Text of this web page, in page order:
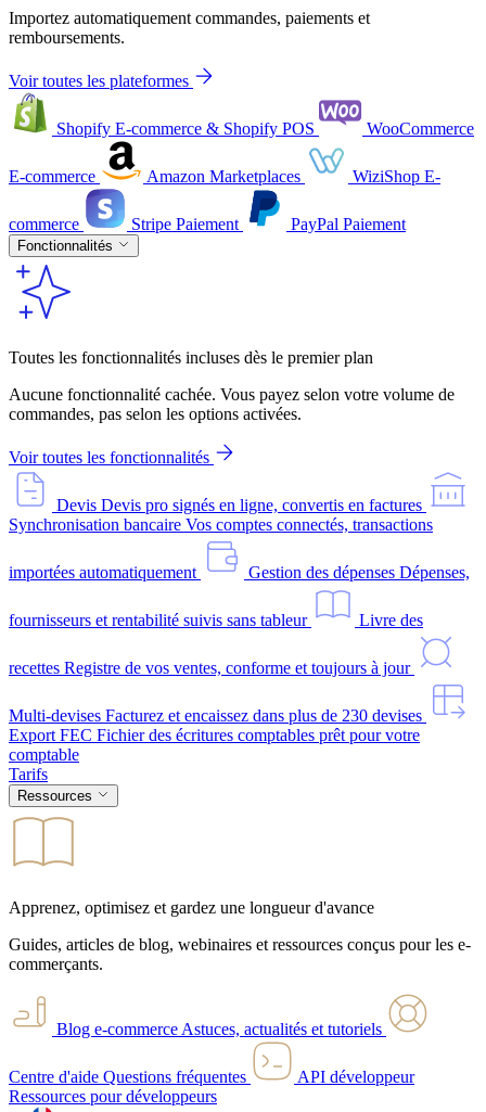
Importez automatiquement commandes, paiements et
remboursements.
Voir toutes les plateformes
Shopify E-commerce & Shopify POS WooCommerce
E-commerce Amazon Marketplaces WiziShop E-
commerce Stripe Paiement PayPal Paiement
Fonctionnalités
Toutes les fonctionnalités incluses dès le premier plan
Aucune fonctionnalité cachée. Vous payez selon votre volume de
commandes, pas selon les options activées.
Voir toutes les fonctionnalités
Devis Devis pro signés en ligne, convertis en factures
Synchronisation bancaire Vos comptes connectés, transactions
importées automatiquement Gestion des dépenses Dépenses,
fournisseurs et rentabilité suivis sans tableur Livre des
recettes Registre de vos ventes, conforme et toujours à jour
Multi-devises Facturez et encaissez dans plus de 230 devises
Export FEC Fichier des écritures comptables prêt pour votre
comptable
Tarifs
Ressources
Apprenez, optimisez et gardez une longueur d'avance
Guides, articles de blog, webinaires et ressources conçus pour les e-
commerçants.
Blog e-commerce Astuces, actualités et tutoriels
Centre d'aide Questions fréquentes
API développeur
Ressources pour développeurs